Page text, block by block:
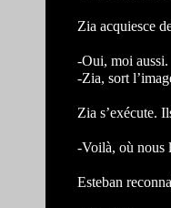
Zia acquiesce
-Oui, moi aussi.
-Zia, sort
Zia s’exécute.
-Voilà, où nous
Esteban